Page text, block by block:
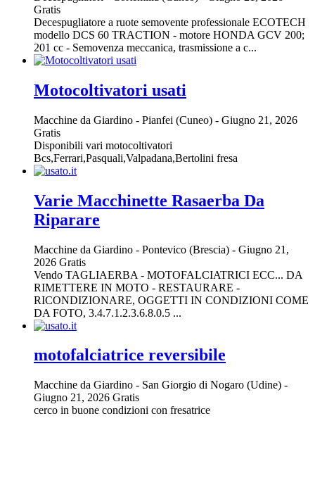
Gratis
Decespugliatore a ruote semovente professionale ECOTECH
modello DCS 60 TRACTION - motore HONDA GCV 200;
201 cc - Semovenza meccanica, trasmissione a c...
Motocoltivatori usati
Macchine da Giardino - Pianfei (Cuneo) - Giugno 21, 2026
Gratis
Disponibili vari motocoltivatori
Bcs,Ferrari,Pasquali,Valpadana,Bertolini fresa
Varie Macchinette Rasaerba Da
Riparare
Macchine da Giardino - Pontevico (Brescia) - Giugno 21,
2026 Gratis
Vendo TAGLIAERBA - MOTOFALCIATRICI ECC... DA
RIMETTERE IN MOTO - RESTAURARE -
RICONDIZIONARE, OGGETTI IN CONDIZIONI COME
DA FOTO, 3.4.7.1.2.3.6.8.0.5 ...
motofalciatrice reversibile
Macchine da Giardino - San Giorgio di Nogaro (Udine) -
Giugno 21, 2026 Gratis
cerco in buone condizioni con fresatrice